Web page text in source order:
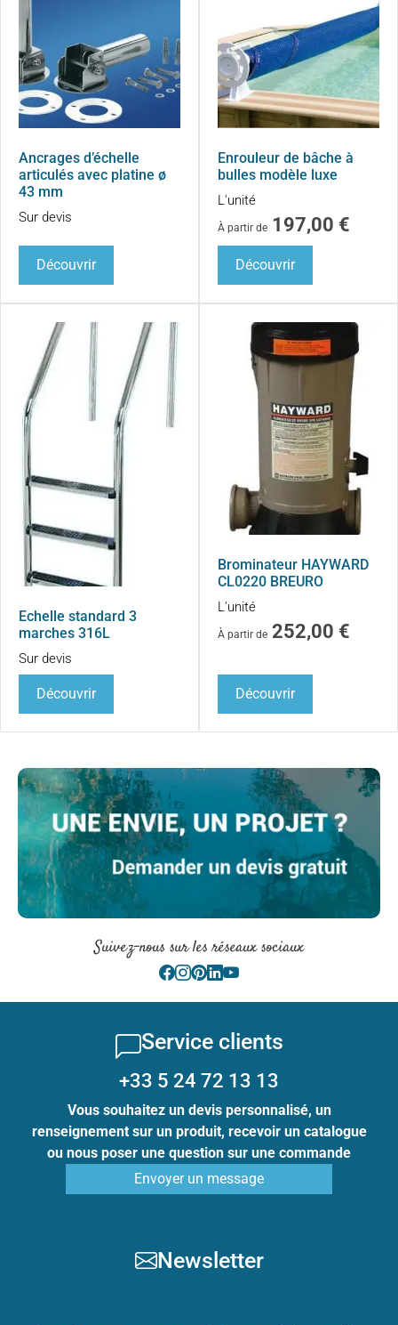
Ancrages d’échelle
articulés avec platine ø
43 mm
Sur devis
Découvrir
Enrouleur de bâche à
bulles modèle luxe
L'unité
À partir de 197,00 €
Découvrir
Echelle standard 3
marches 316L
Sur devis
Découvrir
Brominateur HAYWARD
CL0220 BREURO
L'unité
À partir de 252,00 €
Découvrir
Suivez-nous sur les réseaux sociaux
Service clients
+33 5 24 72 13 13
Vous souhaitez un devis personnalisé, un
renseignement sur un produit, recevoir un catalogue
ou nous poser une question sur une commande
Envoyer un message
Newsletter